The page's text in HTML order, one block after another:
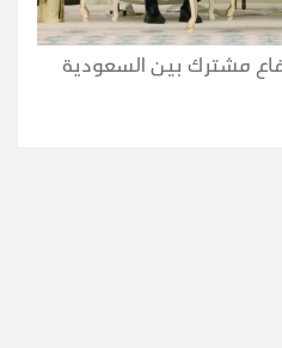
مشترك بين السعودية